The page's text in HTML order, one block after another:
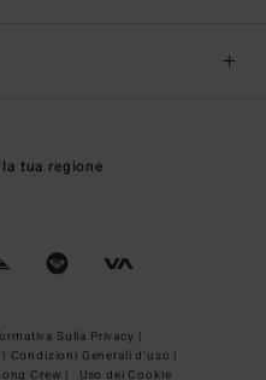
tua regione
Sulla Privacy |
Condizioni Generali d’uso |
Crew |
Uso dei Cookie